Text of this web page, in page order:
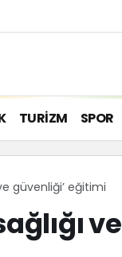
TURİZM SPOR
güvenliği’ eğitimi
ve